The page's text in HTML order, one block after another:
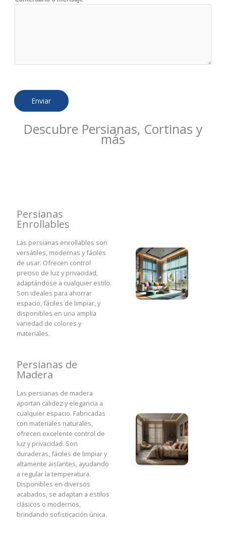
m
Enviar
Descubre Persianas, Cortinas y
más
Persianas
Enrollables
Las persianas enrollables son
versátiles, modernas y fáciles
de usar. Ofrecen control
preciso de luz y privacidad,
adaptándose a cualquier estilo.
Son ideales para ahorrar
espacio, fáciles de limpiar, y
disponibles en una amplia
variedad de colores y
materiales.
Persianas de
Madera
Las persianas de madera
aportan calidez y elegancia a
cualquier espacio. Fabricadas
con materiales naturales,
ofrecen excelente control de
luz y privacidad. Son
duraderas, fáciles de limpiar y
altamente aislantes, ayudando
a regular la temperatura.
Disponibles en diversos
acabados, se adaptan a estilos
clásicos o modernos,
brindando sofisticación única.